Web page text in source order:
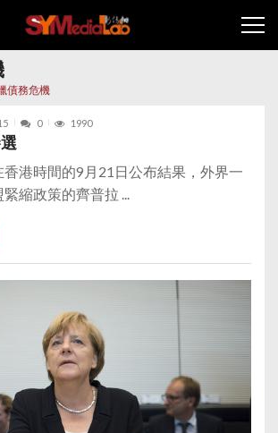
債務危機
0 1990
港時間的9月21日公布結果，外界一
縮政策的齊普拉 ...